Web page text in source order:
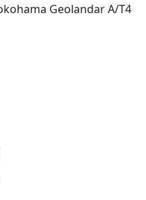
Geolandar A/T4